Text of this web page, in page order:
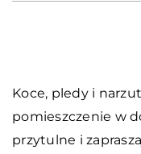
Koce, pledy i
pomieszczenie w
przytulne i